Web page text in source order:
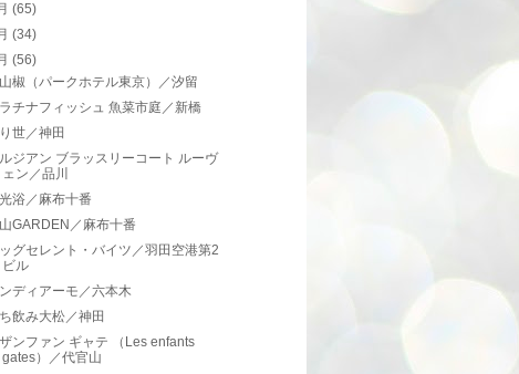
(65)
(34)
(56)
椒（パークホテル東京）／汐留
チナフィッシュ 魚菜市庭／新橋
世／神田
ジアン ブラッスリーコート ルーヴ
ェン／品川
浴／麻布十番
GARDEN／麻布十番
グセレント・バイツ／羽田空港第2
ビル
ディアーモ／六本木
飲み大松／神田
ンファン ギャテ （Les enfants
gates）／代官山